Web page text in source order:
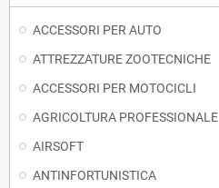
ACCESSORI PER AUTO
ATTREZZATURE ZOOTECNICHE
ACCESSORI PER MOTOCICLI
AGRICOLTURA PROFESSIONALE
AIRSOFT
ANTINFORTUNISTICA